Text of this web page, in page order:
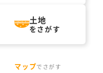
土地
をさがす
マップでさがす